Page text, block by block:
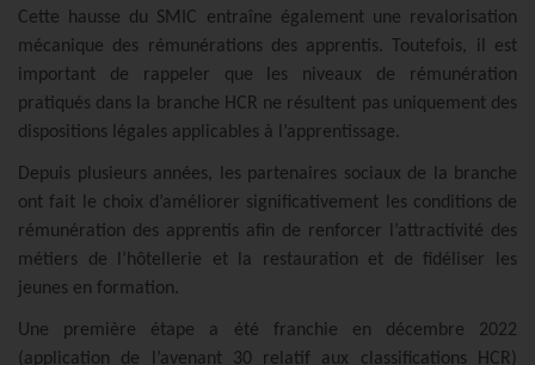
Cette hausse du SMIC entraîne également une revalorisation
mécanique des rémunérations des apprentis. Toutefois, il est
important de rappeler que les niveaux de rémunération
pratiqués dans la branche HCR ne résultent pas uniquement des
dispositions légales applicables à l’apprentissage.
Depuis plusieurs années, les partenaires sociaux de la branche
ont fait le choix d’améliorer significativement les conditions de
rémunération des apprentis afin de renforcer l’attractivité des
métiers de l’hôtellerie et la restauration et de fidéliser les
jeunes en formation.
Une première étape a été franchie en décembre 2022
(application de l’avenant 30 relatif aux classifications HCR)